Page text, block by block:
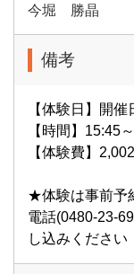
今堀 勝晶
備考
【体験日】開催
【時間】15:45
【体験費】
★体験は事前予
電話(0480-23-
し込みください